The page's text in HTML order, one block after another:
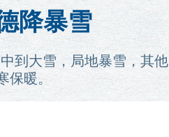
降暴雪
到大雪，局地暴雪，其他
暖。